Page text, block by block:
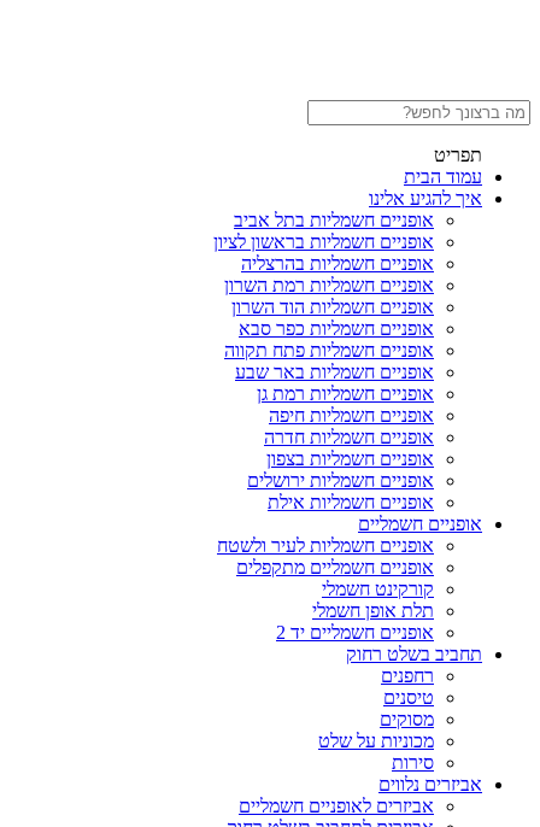
תפריט
עמוד הבית
איך להגיע אלינו
אופניים חשמליות בתל אביב
אופניים חשמליות בראשון לציון
אופניים חשמליות בהרצליה
אופניים חשמליות רמת השרון
אופניים חשמליות הוד השרון
אופניים חשמליות כפר סבא
אופניים חשמליות פתח תקווה
אופניים חשמליות באר שבע
אופניים חשמליות רמת גן
אופניים חשמליות חיפה
אופניים חשמליות חדרה
אופניים חשמליות בצפון
אופניים חשמליות ירושלים
אופניים חשמליות אילת
אופניים חשמליים
אופניים חשמליות לעיר ולשטח
אופניים חשמליים מתקפלים
קורקינט חשמלי
תלת אופן חשמלי
אופניים חשמליים יד 2
תחביב בשלט רחוק
רחפנים
טיסנים
מסוקים
מכוניות על שלט
סירות
אביזרים נלווים
אביזרים לאופניים חשמליים